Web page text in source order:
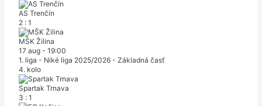
AS Trenčín
2 : 1
MŠK Žilina
17 aug - 19:00
1. liga - Niké liga 2025/2026 - Základná časť
4. kolo
Spartak Trnava
3 : 1